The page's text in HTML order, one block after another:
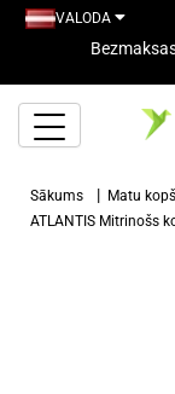
VALODA
Sākums Matu
ATLANTIS Mitrinošs